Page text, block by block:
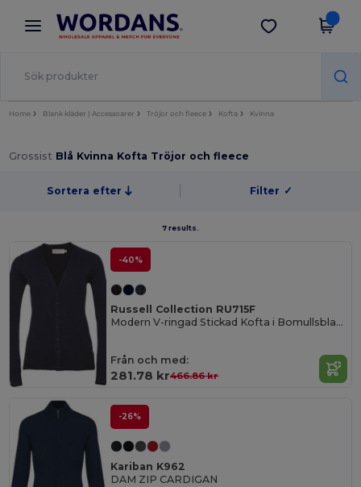
× Wordans-app
Bättre priser i appen!
Hämta app
Home Blank kläder | Accessoarer Tröjor och fleece Kofta Kvinna
Grossist Blå Kvinna Kofta Tröjor och fleece
Sortera efter Filter ✓
7 results.
-40%
Russell Collection RU715F
Modern V-ringad Stickad Kofta i Bomullsblandning
Från och med:
281.78 kr466.86 kr
-26%
Kariban K962
DAM ZIP CARDIGAN